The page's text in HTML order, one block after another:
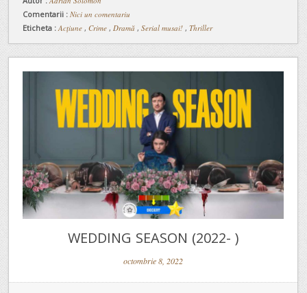
Comentarii : Nici un comentariu
Eticheta : Acțiune , Crime , Dramă , Serial musai! , Thriller
WEDDING SEASON (2022- )
octombrie 8, 2022